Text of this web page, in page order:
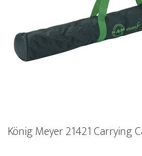
König Meyer 21421 Carrying